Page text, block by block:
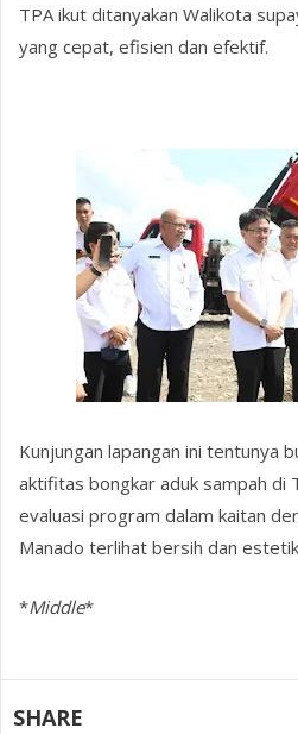
TPA ikut ditanyakan Walikota
yang cepat, efisien dan efektif.
Kunjungan lapangan ini tentunya
aktifitas bongkar aduk sampah di
evaluasi program dalam kaitan
Manado terlihat bersih dan
*Middle*
SHARE